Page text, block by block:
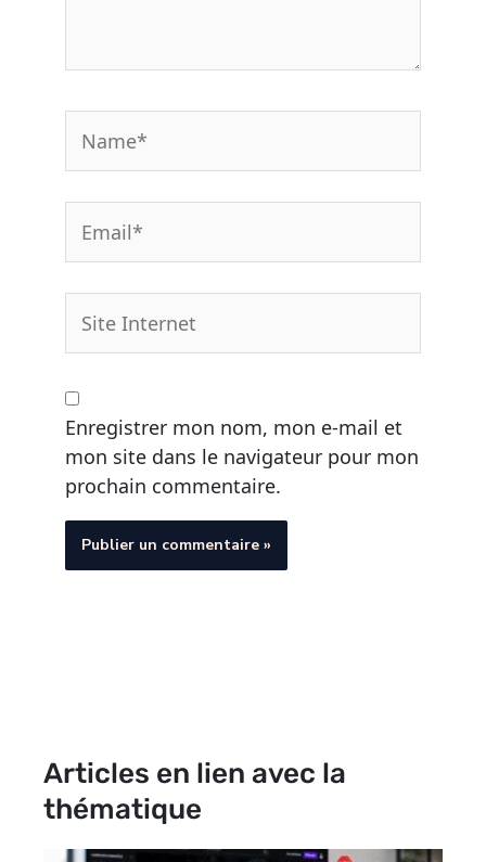
Internet
Enregistrer mon nom, mon e-mail et
mon site dans le navigateur pour mon
prochain commentaire.
Articles en lien avec la
thématique